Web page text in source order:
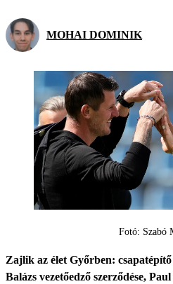
MOHAI DOMINIK
Fotó: Szabó
Zajlik az élet Győrben:
Balázs vezetőedző szerződése,